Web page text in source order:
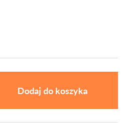
Dodaj do koszyka